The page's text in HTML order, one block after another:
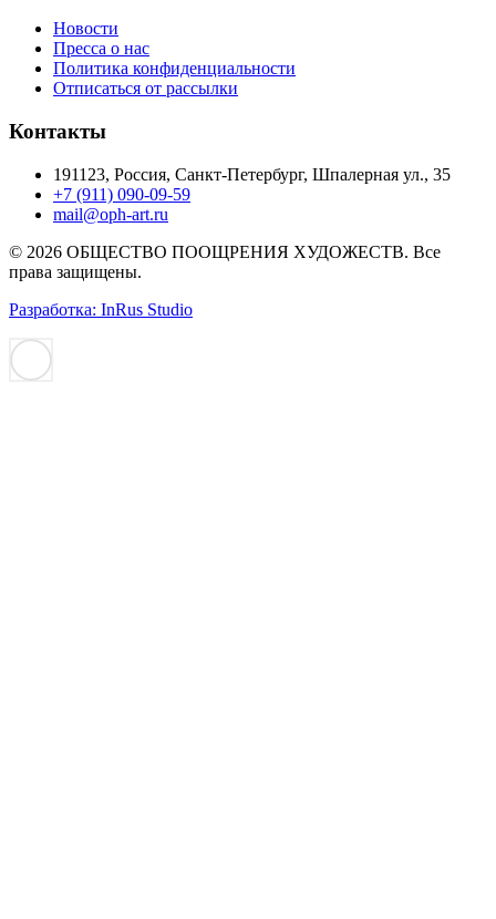
Новости
Пресса о нас
Политика конфиденциальности
Отписаться от рассылки
Контакты
191123, Россия, Санкт-Петербург, Шпалерная ул., 35
+7 (911) 090-09-59
mail@oph-art.ru
© 2026 ОБЩЕСТВО ПООЩРЕНИЯ ХУДОЖЕСТВ. Все
права защищены.
Разработка: InRus Studio